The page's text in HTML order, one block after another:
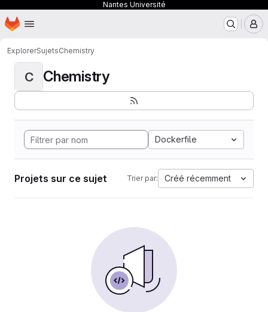
Nantes Université
Passer au contenu principal
Page d'accueil
ExplorerSujetsChemistry
C Chemistry
Dockerfile
Projets sur ce sujet Trier par: Créé récemment